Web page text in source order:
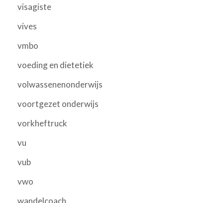
visagiste
vives
vmbo
voeding en dietetiek
volwassenenonderwijs
voortgezet onderwijs
vorkheftruck
vu
vub
vwo
wandelcoach